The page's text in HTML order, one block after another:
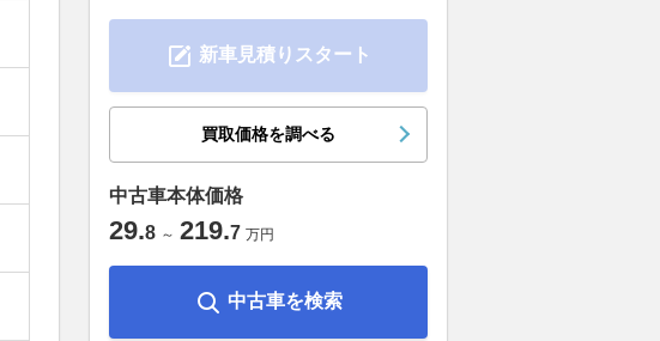
新車見積りスタート
買取価格を調べる
中古車本体価格
29.8 ～ 219.7 万円
中古車を検索